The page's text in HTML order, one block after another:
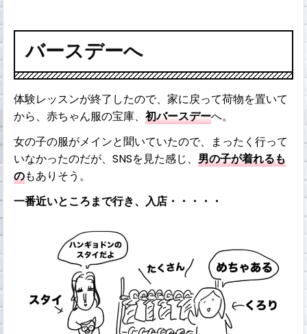
バースデーへ
体験レッスンが終了したので、家に戻って荷物を置いて
から、赤ちゃん服の宝庫、初バースデーへ。
女の子の服がメインと聞いていたので、まったく行って
いなかったのだが、SNSを見た感じ、男の子が着れるも
のもありそう。
一番近いところまで行き、入店・・・・・